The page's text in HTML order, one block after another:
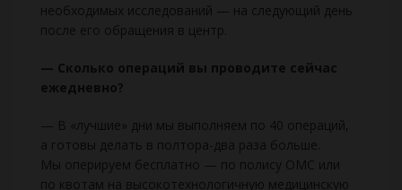
необходимых исследований — на следующий день
после его обращения в центр.
— Сколько операций вы проводите сейчас
ежедневно?
— В «лучшие» дни мы выполняем по 40 операций,
а готовы делать в полтора-два раза больше.
Мы оперируем бесплатно — по полису ОМС или
по квотам на высокотехнологичную медицинскую